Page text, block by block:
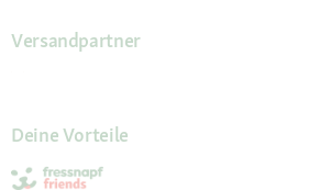
Versandpartner
Deine Vorteile